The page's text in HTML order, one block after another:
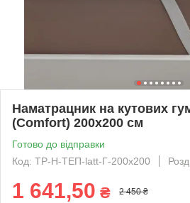
Наматрацник на кутових
(Comfort) 200х200 см
Готово до відправки
Код: TP-Н-ТЕП-latt-Г-200х200
1 641,50 ₴ 2 450 ₴